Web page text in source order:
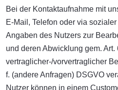
Bei der Kontaktaufnahme mit
E-Mail, Telefon oder via
Angaben des Nutzers zur
und deren Abwicklung gem.
vertraglicher-/vorvertraglicher
f. (andere Anfragen) DSGVO
Nutzer können in einem